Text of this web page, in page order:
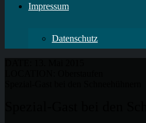
Impressum
Datenschutz